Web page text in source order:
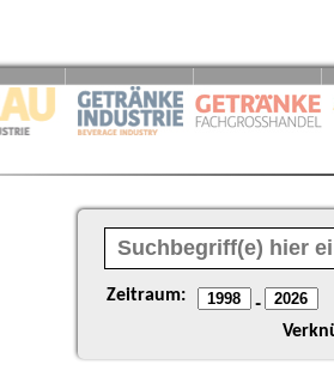
Zeitraum: -